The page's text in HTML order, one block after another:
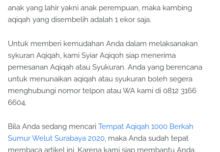
anak yang lahir yakni anak perempuan, maka kambing
aqiqah yang disembelih adalah 1 ekor saja.
Untuk memberi kemudahan Anda dalam melaksanakan
sykuran Aqiqah, kami Syiar Aqiqoh siap menerima
pemesanan Aqiqah atau Syukuran. Anda yang berencana
untuk menunaikan aqiqah atau syukuran boleh segera
menghubungi nomor telpon atau WA kami di 0812 3166
6604.
Bila Anda sedang mencari Tempat Aqiqah 1000 Berkah
Sumur Welut Surabaya 2020, maka Anda sudah tepat
membaca artikel ini. Karena kami siap membantu Anda.